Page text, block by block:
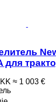
для
≈ 1 003 €